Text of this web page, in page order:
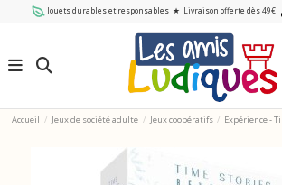
Jouets durables et responsables ★ Livraison offerte dès 49€
Accueil Jeux de société adulte Jeux coopératifs Expérience -